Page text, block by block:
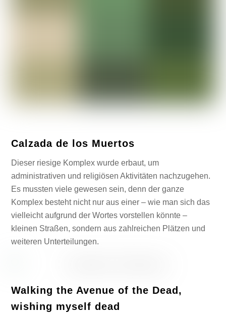
Calzada de los Muertos
Dieser riesige Komplex wurde erbaut, um
administrativen und religiösen Aktivitäten nachzugehen.
Es mussten viele gewesen sein, denn der ganze
Komplex besteht nicht nur aus einer – wie man sich das
vielleicht aufgrund der Wortes vorstellen könnte –
kleinen Straßen, sondern aus zahlreichen Plätzen und
weiteren Unterteilungen.
Walking the Avenue of the Dead,
wishing myself dead